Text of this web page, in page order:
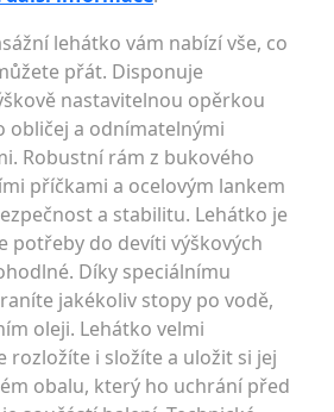
lehátko vám nabízí vše, co
přát. Disponuje
nastavitelnou opěrkou
obličej a odnímatelnými
Robustní rám z bukového
příčkami a ocelovým lankem
a stabilitu. Lehátko je
potřeby do devíti výškových
Díky speciálnímu
jakékoliv stopy po vodě,
oleji. Lehátko velmi
rozložíte i složíte a uložit si jej
obalu, který ho uchrání před